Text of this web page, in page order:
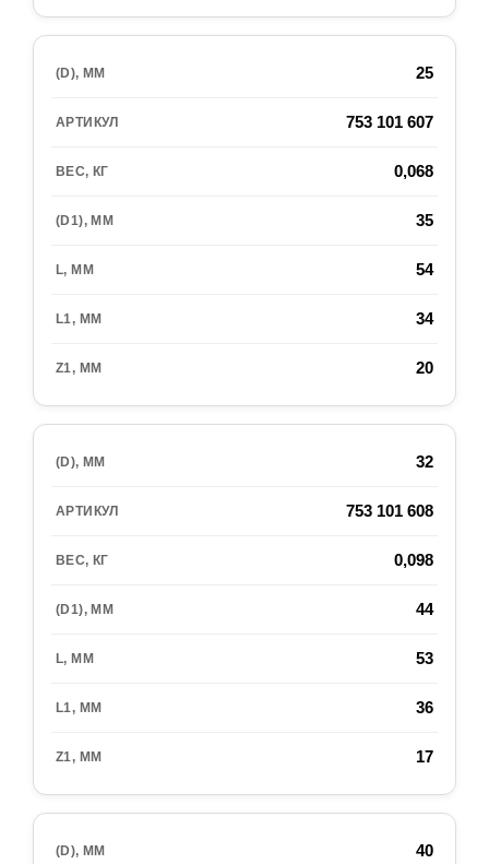
25
753 101 607
0,068
35
54
34
20
32
753 101 608
0,098
44
53
36
17
40